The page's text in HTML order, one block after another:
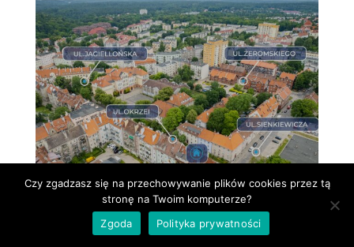
Czy zgadzasz się na przechowywanie plików cookies przez tą
stronę na Twoim komputerze?
Zgoda
Polityka prywatności